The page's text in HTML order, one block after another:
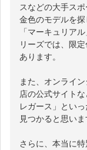
スなどの大手ス
金色のモデルを
「マーキュリア
リーズでは、限
あります。
また、オンライ
店の公式サイト
レガース」とい
見つかると思いま
さらに、本当に